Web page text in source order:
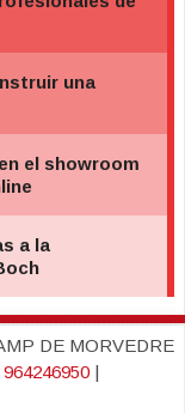
DE MORVEDRE
964246950|